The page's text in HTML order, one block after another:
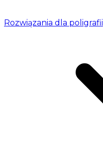
Rozwiązania dla poligrafii